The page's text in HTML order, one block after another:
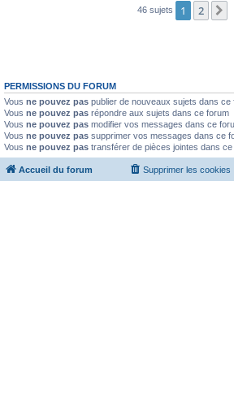
46 sujets 1 2
PERMISSIONS DU FORUM
Vous ne pouvez pas publier de nouveaux sujets dans ce
Vous ne pouvez pas répondre aux sujets dans ce forum
Vous ne pouvez pas modifier vos messages dans ce
Vous ne pouvez pas supprimer vos messages dans ce
Vous ne pouvez pas transférer de pièces jointes dans ce
Accueil du forum Supprimer les cookies